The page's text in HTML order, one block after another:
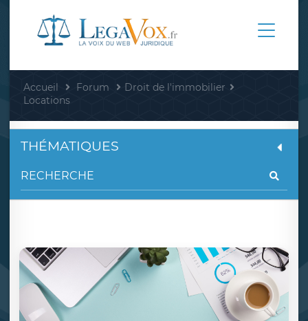
Accueil Forum
Droit de l'immobilier
Locations
THÉMATIQUES